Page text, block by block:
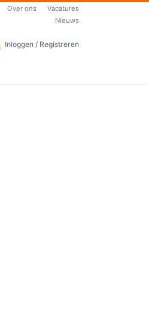
Over ons
Vacatures
Nieuws
Inloggen / Registreren